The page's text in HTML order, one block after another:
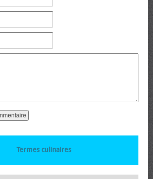
Termes culinaires